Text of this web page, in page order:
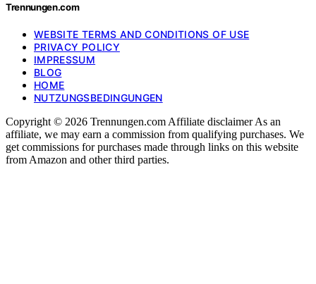
Trennungen.com
WEBSITE TERMS AND CONDITIONS OF USE
PRIVACY POLICY
IMPRESSUM
BLOG
HOME
NUTZUNGSBEDINGUNGEN
Copyright © 2026 Trennungen.com Affiliate disclaimer As an
affiliate, we may earn a commission from qualifying purchases. We
get commissions for purchases made through links on this website
from Amazon and other third parties.